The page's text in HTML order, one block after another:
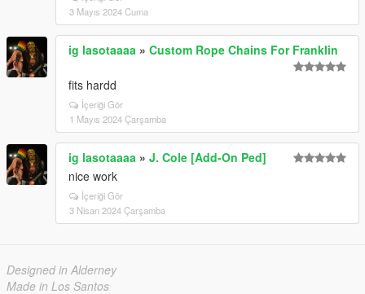
3 Mayıs 2024 Cuma
ig lasotaaaa » Custom Rope Chains For Franklin
fits hardd
İçeriği Gör
1 Mayıs 2024 Çarşamba
ig lasotaaaa » J. Cole [Add-On Ped]
nice work
İçeriği Gör
3 Nisan 2024 Çarşamba
Designed in Alderney
Made in Los Santos